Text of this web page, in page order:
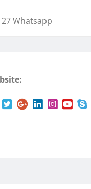
27 Whatsapp